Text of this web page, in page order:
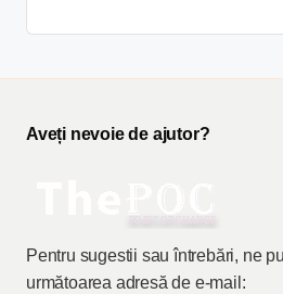
Aveți nevoie de ajutor?
Pentru sugestii sau întrebări, ne
următoarea adresă de e-mail: